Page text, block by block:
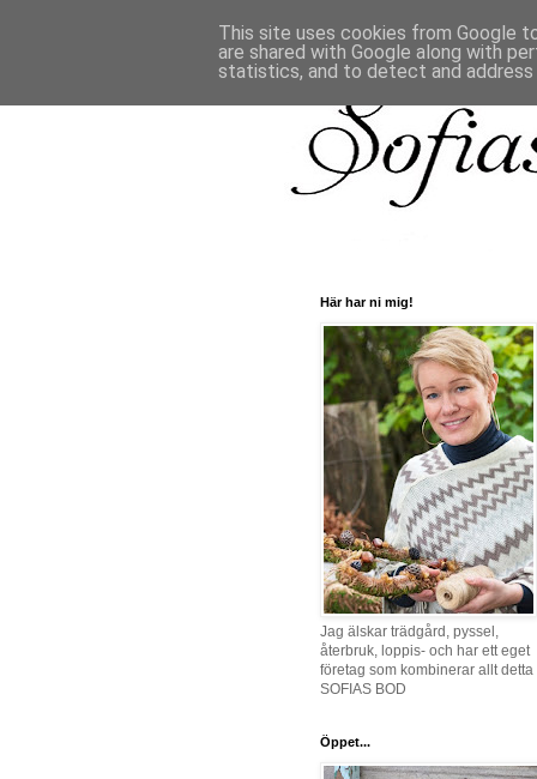
Här har ni mig!
Jag älskar trädgård, pyssel,
återbruk, loppis- och har ett eget
företag som kombinerar allt detta
SOFIAS BOD
Öppet...
This site uses cookies from Google
are shared with Google along with
statistics, and to detect and address